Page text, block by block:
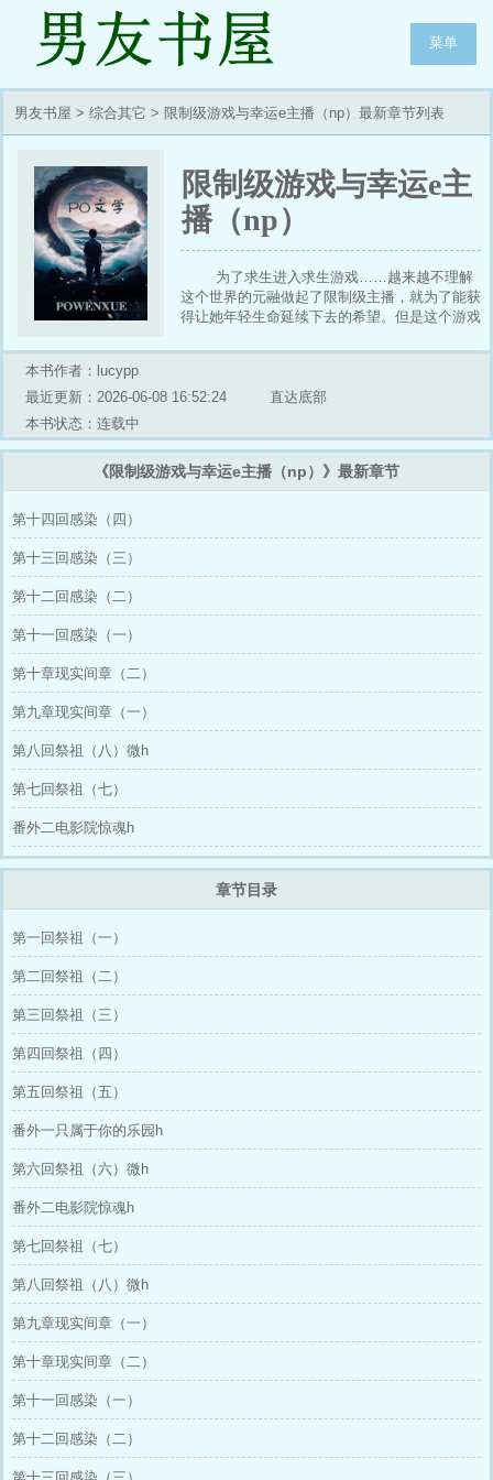
菜单
男友书屋 > 综合其它 > 限制级游戏与幸运e主播（np）最新章节列表
限制级游戏与幸运e主
播（np）
为了求生进入求生游戏……越来越不理解
这个世界的元融做起了限制级主播，就为了能获
得让她年轻生命延续下去的希望。但是这个游戏
限流np男全洁 万人迷无逻辑?女主低道..
本书作者：lucypp
最近更新：2026-06-08 16:52:24 直达底部
本书状态：连载中
《限制级游戏与幸运e主播（np）》最新章节
第十四回感染（四）
第十三回感染（三）
第十二回感染（二）
第十一回感染（一）
第十章现实间章（二）
第九章现实间章（一）
第八回祭祖（八）微h
第七回祭祖（七）
番外二电影院惊魂h
章节目录
第一回祭祖（一）
第二回祭祖（二）
第三回祭祖（三）
第四回祭祖（四）
第五回祭祖（五）
番外一只属于你的乐园h
第六回祭祖（六）微h
番外二电影院惊魂h
第七回祭祖（七）
第八回祭祖（八）微h
第九章现实间章（一）
第十章现实间章（二）
第十一回感染（一）
第十二回感染（二）